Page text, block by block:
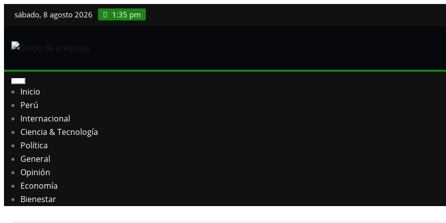
Saltar
sábado, 8 agosto 2026 1:35 pm
Inicio
Perú
Internacional
Ciencia & Tecnología
Política
General
Opinión
Economía
Bienestar